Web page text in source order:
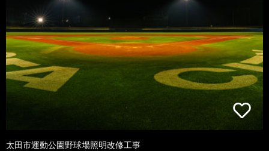
太田市運動公園野球場照明改修工事